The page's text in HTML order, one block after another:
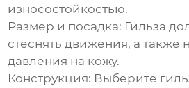
износостойкостью.
Размер и посадка: Гильза
стеснять движения, а также
давления на кожу.
Конструкция: Выберите